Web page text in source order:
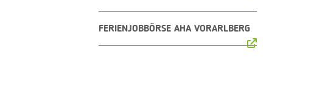
FERIENJOBBÖRSE AHA VORARLBERG